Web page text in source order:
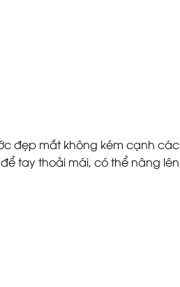
đẹp mắt không kém cạnh các
tay thoải mái, có thể nâng lên